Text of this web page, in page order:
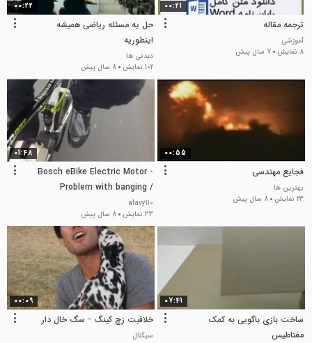
00:21
ترجمه مقاله
آموزشی
8 نمایش
7 سال پیش
00:22
حل یه مسئله ریاضی همیشه
اینطوریه
دیدنی ها
102 نمایش
8 سال پیش
00:55
فجایع مهندسی
بهترین ها
23 نمایش
8 سال پیش
01:48
Bosch eBike Electric Motor -
Problem with banging /
clacking / noises from
Justebikes.co.uk
alavy110
33 نمایش
8 سال پیش
07:41
ساخت بازی باگویی به کمک
مغناطیس
00:09
خلاقیت زچ کینگ - سگ خال دار
سیگنال